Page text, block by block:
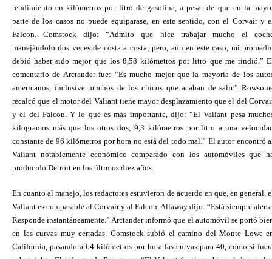
rendimiento en kilómetros por litro de gasolina, a pesar de que en la
parte de los casos no puede equiparase, en este sentido, con el Corvair y
Falcon. Comstock dijo: “Admito que hice trabajar mucho el
manejándolo dos veces de costa a costa; pero, aún en este caso, mi
debió haber sido mejor que los 8,58 kilómetros por litro que me rindió.”
comentario de Arctander fue: “Es mucho mejor que la mayoría de los
americanos, inclusive muchos de los chicos que acaban de salir.”
recalcó que el motor del Valiant tiene mayor desplazamiento que el del
y el del Falcon. Y lo que es más importante, dijo: “El Valiant pesa
kilogramos más que los otros dos; 9,3 kilómetros por litro a una
constante de 96 kilómetros por hora no está del todo mal.” El autor encontró
Valiant notablemente económico comparado con los automóviles que
producido Detroit en los últimos diez años.
En cuanto al manejo, los redactores estuvieron de acuerdo en que, en general,
Valiant es comparable al Corvair y al Falcon. Allaway dijo: “Está siempre
Responde instantáneamente.” Arctander informó que el automóvil se portó
en las curvas muy cerradas. Comstock subió el camino del Monte Lowe
California, pasando a 64 kilómetros por hora las curvas para 40, como si